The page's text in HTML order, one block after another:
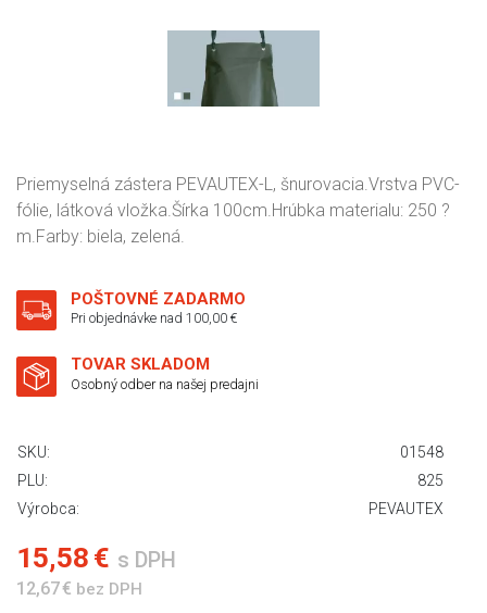
Priemyselná zástera PEVAUTEX-L, šnurovacia.Vrstva PVC-
fólie, látková vložka.Šírka 100cm.Hrúbka materialu: 250 ?
m.Farby: biela, zelená.
POŠTOVNÉ ZADARMO
Pri objednávke nad 100,00 €
TOVAR SKLADOM
Osobný odber na našej predajni
SKU:
01548
PLU:
825
Výrobca:
PEVAUTEX
15,58 € s DPH
12,67 € bez DPH